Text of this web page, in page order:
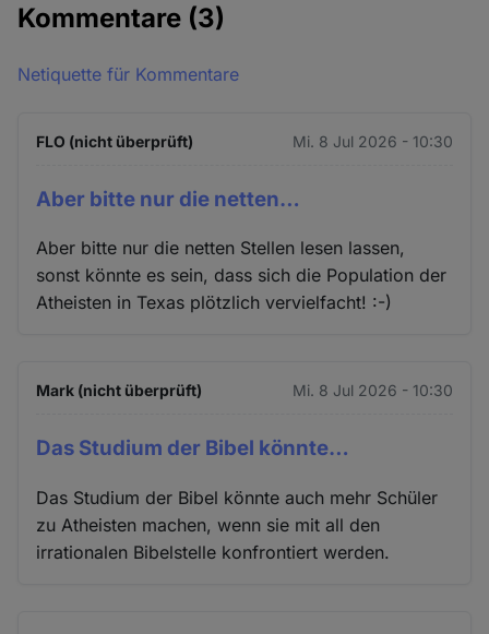
Kommentare (3)
Netiquette für Kommentare
FLO (nicht überprüft) Mi. 8 Jul 2026 - 10:30
Aber bitte nur die netten…
Aber bitte nur die netten Stellen lesen lassen,
sonst könnte es sein, dass sich die Population der
Atheisten in Texas plötzlich vervielfacht! :-)
Mark (nicht überprüft) Mi. 8 Jul 2026 - 10:30
Das Studium der Bibel könnte…
Das Studium der Bibel könnte auch mehr Schüler
zu Atheisten machen, wenn sie mit all den
irrationalen Bibelstelle konfrontiert werden.